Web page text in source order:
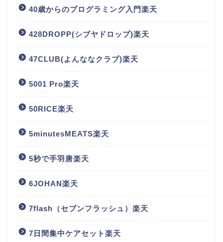
40歳からのプログラミング入門楽天
428DROPP(シブヤドロップ)楽天
47CLUB(よんななクラブ)楽天
5001 Pro楽天
50RICE楽天
5minutesMEATS楽天
5秒で手羽唐楽天
6JOHAN楽天
7flash（セブンフラッシュ）楽天
7日間集中ケアセット楽天